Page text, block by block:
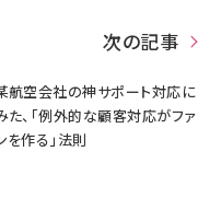
次の記事
航空会社の神サポート対応に
た、「例外的な顧客対応がファ
を作る」法則